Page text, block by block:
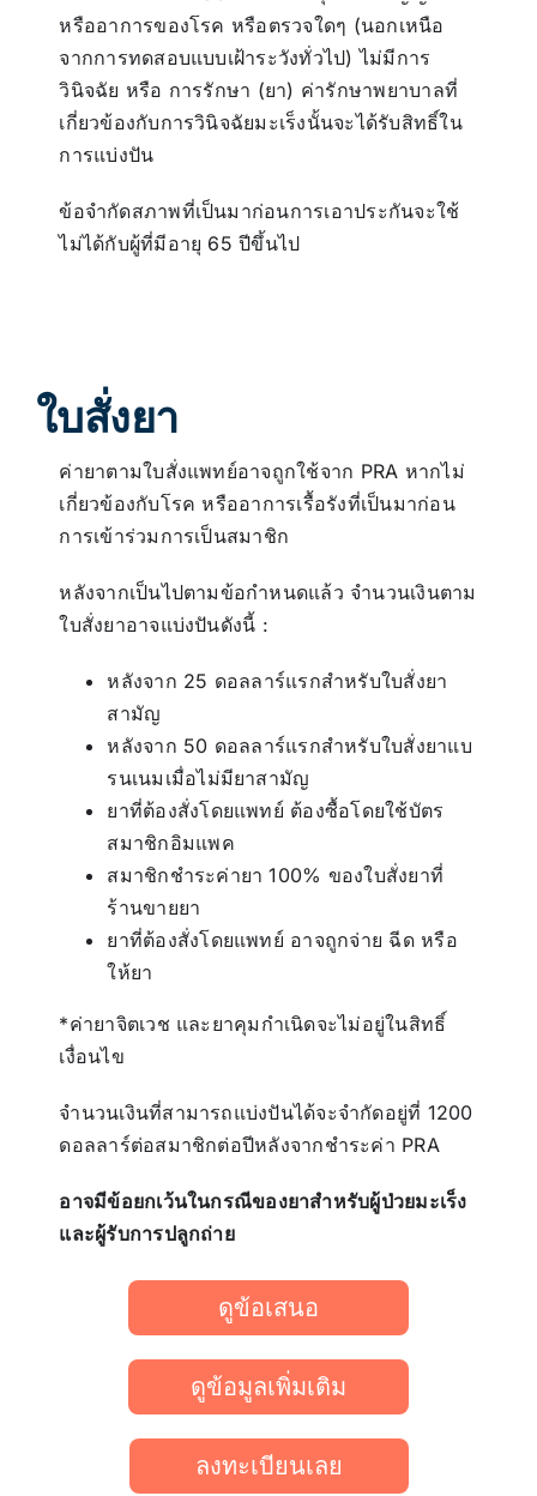
หรืออาการของโรค หรือตรวจใดๆ (นอกเหนือ
จากการทดสอบแบบเฝ้าระวังทั่วไป) ไม่มีการ
วินิจฉัย หรือ การรักษา (ยา) ค่ารักษาพยาบาลที่
เกี่ยวข้องกับการวินิจฉัยมะเร็งนั้นจะได้รับสิทธิ์ใน
การแบ่งปัน
ข้อจำกัดสภาพที่เป็นมาก่อนการเอาประกันจะใช้
ไม่ได้กับผู้ที่มีอายุ 65 ปีขึ้นไป
ใบสั่งยา
ค่ายาตามใบสั่งแพทย์อาจถูกใช้จาก PRA หากไม่
เกี่ยวข้องกับโรค หรืออาการเรื้อรังที่เป็นมาก่อน
การเข้าร่วมการเป็นสมาชิก
หลังจากเป็นไปตามข้อกำหนดแล้ว จำนวนเงินตาม
ใบสั่งยาอาจแบ่งปันดังนี้ :
หลังจาก 25 ดอลลาร์แรกสำหรับใบสั่งยา
สามัญ
หลังจาก 50 ดอลลาร์แรกสำหรับใบสั่งยาแบ
รนเนมเมื่อไม่มียาสามัญ
ยาที่ต้องสั่งโดยแพทย์ ต้องซื้อโดยใช้บัตร
สมาชิกอิมแพค
สมาชิกชำระค่ายา 100% ของใบสั่งยาที่
ร้านขายยา
ยาที่ต้องสั่งโดยแพทย์ อาจถูกจ่าย ฉีด หรือ
ให้ยา
*ค่ายาจิตเวช และยาคุมกำเนิดจะไม่อยู่ในสิทธิ์
เงื่อนไข
จำนวนเงินที่สามารถแบ่งปันได้จะจำกัดอยู่ที่ 1200
ดอลลาร์ต่อสมาชิกต่อปีหลังจากชำระค่า PRA
อาจมีข้อยกเว้นในกรณีของยาสำหรับผู้ป่วยมะเร็ง
และผู้รับการปลูกถ่าย
ดูข้อเสนอ
ดูข้อมูลเพิ่มเติม
ลงทะเบียนเลย